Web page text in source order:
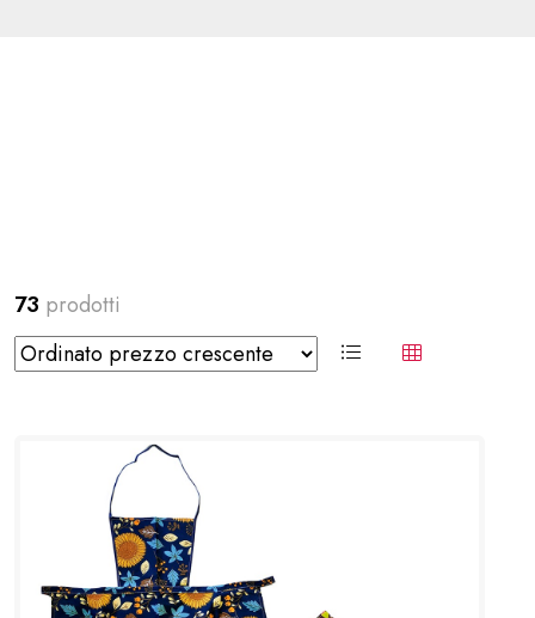
73 prodotti